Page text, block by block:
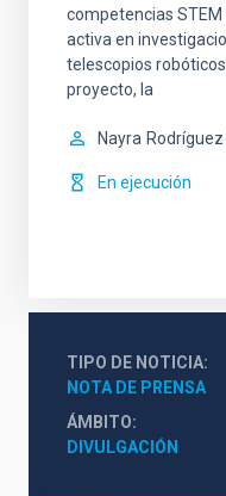
competencias
activa en
telescopios
proyecto, la
Nayra Rodríguez
En ejecución
TIPO DE NOTICIA
NOTA DE PRENSA
ÁMBITO
DIVULGACIÓN